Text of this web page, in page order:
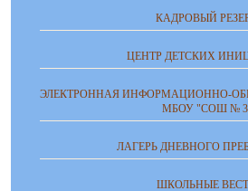
КАДРОВЫЙ
ЦЕНТР ДЕТСКИХ
ЭЛЕКТРОННАЯ ИНФОРМАЦИОННО-
МБОУ "СОШ №
ЛАГЕРЬ ДНЕВНОГО
ШКОЛЬНЫЕ